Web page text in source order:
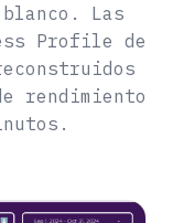
Las
Profile de
rendimiento